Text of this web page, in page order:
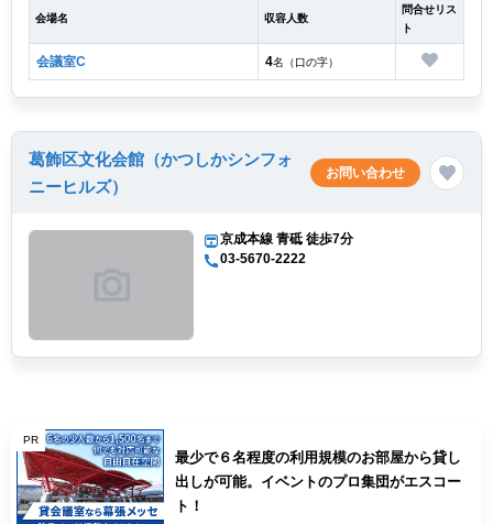
会場名 収容人数
問合せリス
ト
会議室C 4名（口の字）
葛飾区文化会館（かつしかシンフォ
ニーヒルズ）
お問い合わせ
京成本線 青砥 徒歩7分
03-5670-2222
PR
最少で６名程度の利用規模のお部屋から貸し
出しが可能。イベントのプロ集団がエスコー
ト！